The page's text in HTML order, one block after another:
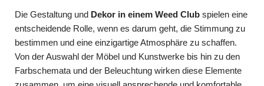
Die Gestaltung und Dekor in einem Weed Club spielen eine
entscheidende Rolle, wenn es darum geht, die Stimmung zu
bestimmen und eine einzigartige Atmosphäre zu schaffen.
Von der Auswahl der Möbel und Kunstwerke bis hin zu den
Farbschemata und der Beleuchtung wirken diese Elemente